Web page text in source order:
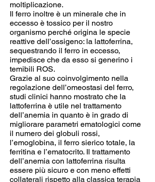
moltiplicazione.
Il ferro inoltre è un minerale che in
eccesso è tossico per il nostro
organismo perché origina le specie
reattive dell’ossigeno: la lattoferrina,
sequestrando il ferro in eccesso,
impedisce che da esso si generino i
temibili ROS.
Grazie al suo coinvolgimento nella
regolazione dell’omeostasi del ferro,
studi clinici hanno mostrato che la
lattoferrina è utile nel trattamento
dell’anemia in quanto è in grado di
migliorare parametri ematologici come
il numero dei globuli rossi,
l’emoglobina, il ferro sierico totale, la
ferritina e l’ematocrito. Il trattamento
dell’anemia con lattoferrina risulta
essere più sicuro e con meno effetti
collaterali rispetto alla classica terapia